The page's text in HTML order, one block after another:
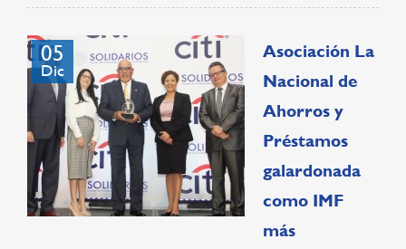
05
Dic
Asociación La
Nacional de
Ahorros y
Préstamos
galardonada
como IMF
más